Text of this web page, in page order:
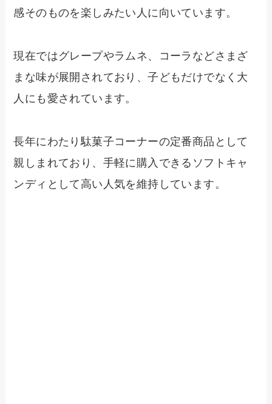
感そのものを楽しみたい人に向いています。
現在ではグレープやラムネ、コーラなどさまざ
まな味が展開されており、子どもだけでなく大
人にも愛されています。
長年にわたり駄菓子コーナーの定番商品として
親しまれており、手軽に購入できるソフトキャ
ンディとして高い人気を維持しています。